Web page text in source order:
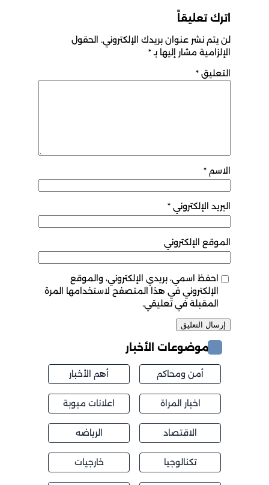
اترك تعليقاً
لن يتم نشر عنوان بريدك الإلكتروني. الحقول
الإلزامية مشار إليها بـ*
التعليق *
الاسم *
البريد الإلكتروني *
الموقع الإلكتروني
احفظ اسمي، بريدي الإلكتروني، والموقع
الإلكتروني في هذا المتصفح لاستخدامها المرة
المقبلة في تعليقي.
موضوعات الأخبار
أمن ومحاكم أهم الأخبار
اخبار المراة اعلانات مبوبة
الاقتصاد الرياضه
تكنالوجيا خارجيات